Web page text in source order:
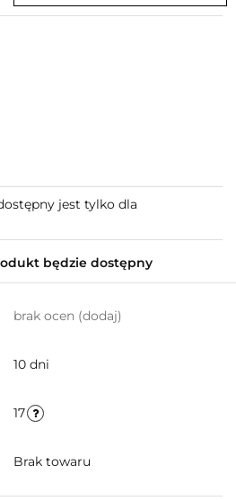
jest tylko dla
będzie dostępny
brak ocen (dodaj)
10 dni
17
Brak towaru